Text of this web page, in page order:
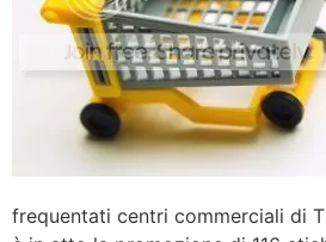
frequentati centri commerciali di